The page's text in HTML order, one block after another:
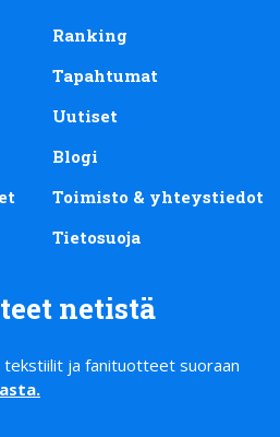
Ranking
Tapahtumat
Uutiset
Blogi
Toimisto & yhteystiedot
Tietosuoja
netistä
ja fanituotteet suoraan
.